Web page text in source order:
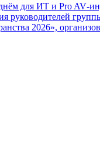
для ИТ и Pro
руководителей
2026»,